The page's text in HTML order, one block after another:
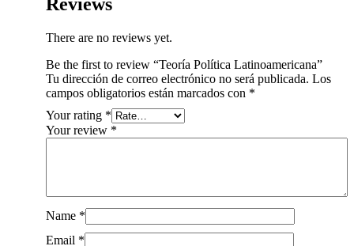
Reviews
There are no reviews yet.
Be the first to review “Teoría Política Latinoamericana”
Tu dirección de correo electrónico no será publicada. Los
campos obligatorios están marcados con *
Your rating *
Your review *
Name *
Email *